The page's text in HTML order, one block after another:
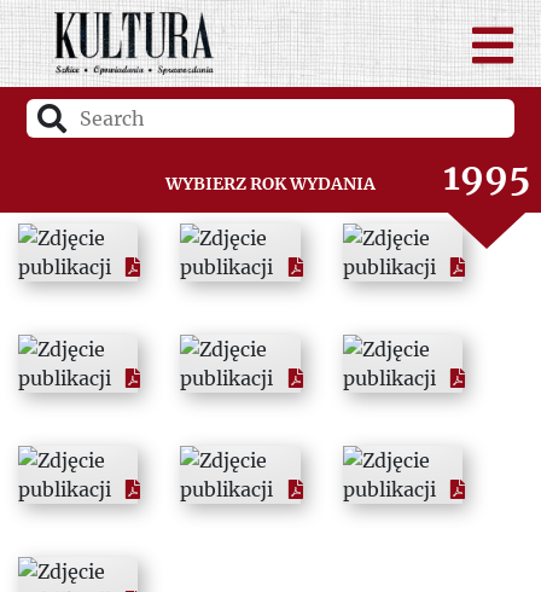
Wybierz rok wydania
1993
1994
1995
1996
1998
1999
2000